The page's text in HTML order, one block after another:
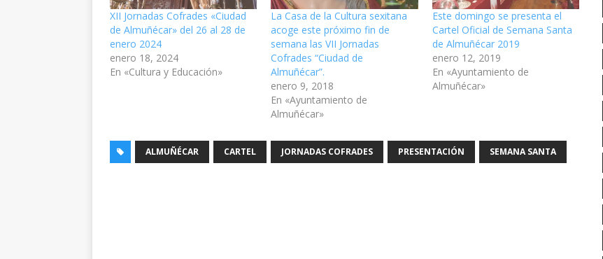
XII Jornadas Cofrades «Ciudad
de Almuñécar» del 26 al 28 de
enero 2024
enero 18, 2024
En «Cultura y Educación»
La Casa de la Cultura sexitana
acoge este próximo fin de
semana las VII Jornadas
Cofrades “Ciudad de
Almuñécar”.
enero 9, 2018
En «Ayuntamiento de
Almuñécar»
Este domingo se presenta el
Cartel Oficial de Semana Santa
de Almuñécar 2019
enero 12, 2019
En «Ayuntamiento de
Almuñécar»
ALMUÑÉCAR CARTEL JORNADAS COFRADES PRESENTACIÓN SEMANA SANTA